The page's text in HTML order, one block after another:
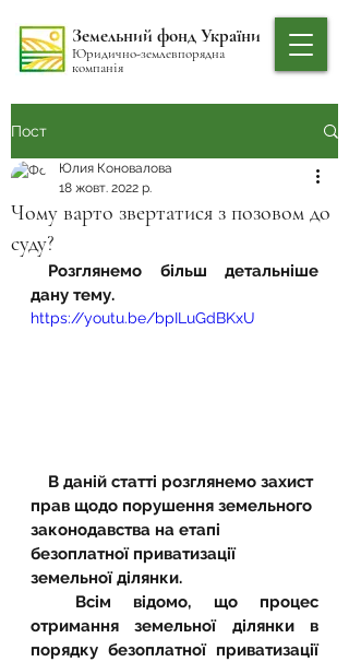
Земельний фонд України
Юридично-землевпорядна
компанія
Пост
Чому варто звертатися з позовом до
суду?
Юлия Коновалова
18 жовт. 2022 р.
дану тему.
https://youtu.be/bpILuGdBKxU
прав щодо порушення земельного
законодавства на етапі
безоплатної приватизації
земельної ділянки.
отримання земельної ділянки в
порядку безоплатної приватизації